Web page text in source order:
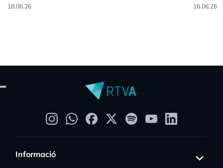
18.06.26 16.06.26
Informació